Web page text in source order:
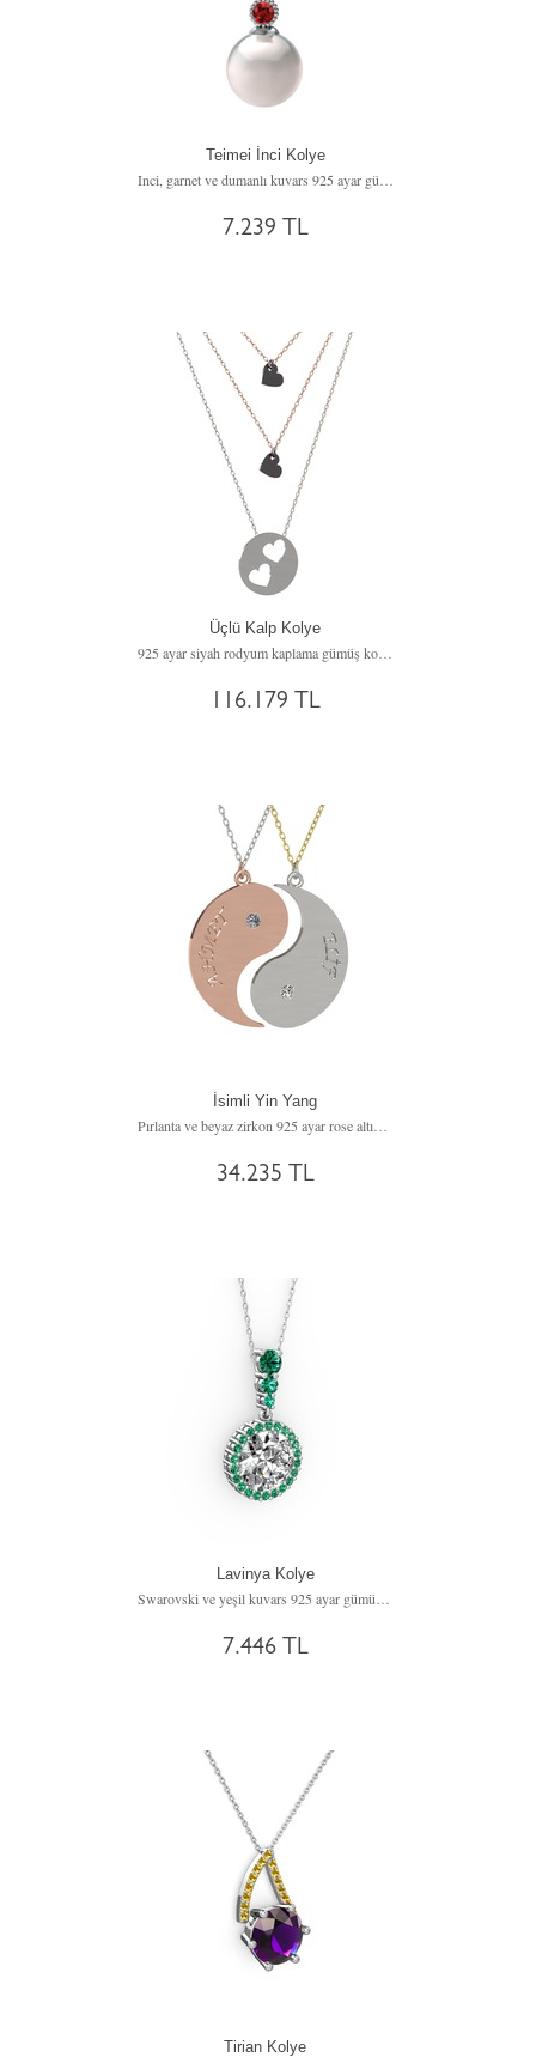
Teimei İnci Kolye
7.239 TL
Üçlü Kalp Kolye
925 ayar siyah rodyum kaplama gümüş kolye (45 cm rose altın rolo zincir)
116.179 TL
İsimli Yin Yang
34.235 TL
Lavinya Kolye
7.446 TL
Tirian Kolye